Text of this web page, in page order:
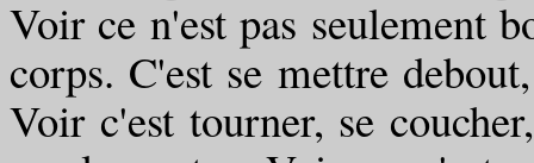
Voir ce n'est pas seulement
corps. C'est se mettre
Voir c'est tourner, se